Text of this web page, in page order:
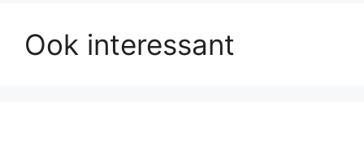
Ook interessant